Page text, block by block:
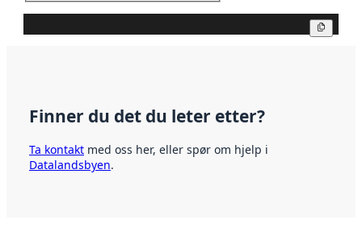
Finner du det du leter etter?
Ta kontakt med oss her, eller spør om hjelp i
Datalandsbyen.